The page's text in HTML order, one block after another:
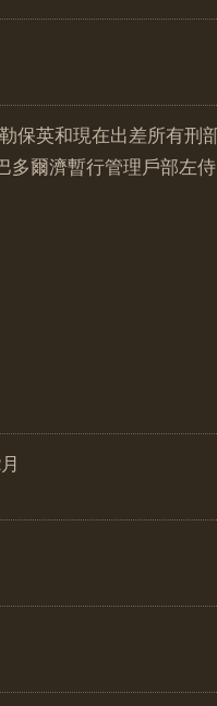
保英和現在出差所有刑
多爾濟暫行管理戶部左